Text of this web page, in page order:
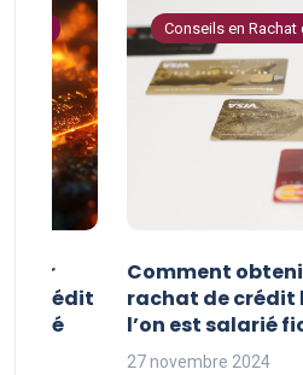
pour
crédit
fiché
Conseils en Rachat
Comment
rachat de crédit
l’on est salarié
27 novembre 2024